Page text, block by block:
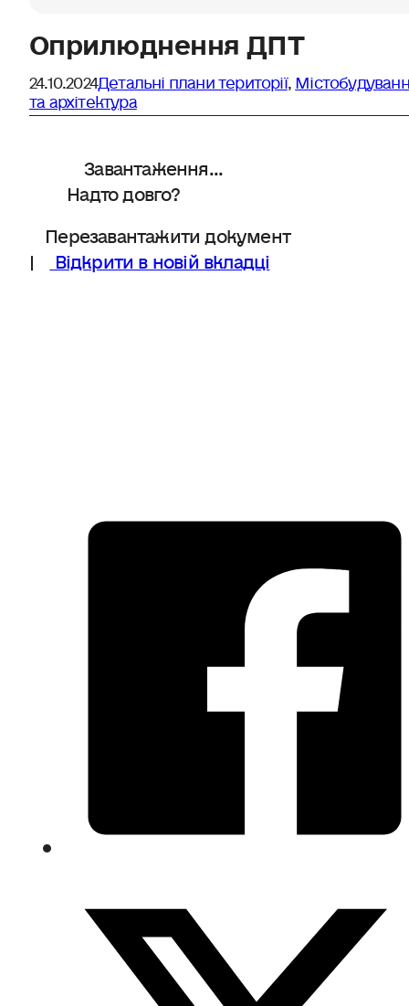
Оприлюднення ДПТ
24.10.2024Детальні плани території,
та архітектура
Завантаження...
Надто довго?
Перезавантажити документ
| Відкрити в новій вкладці